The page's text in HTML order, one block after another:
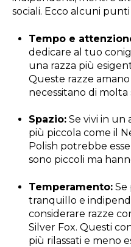
sociali. Ecco alcuni
Tempo e
dedicare al tuo
una razza più
Queste razze
necessitano di
Spazio: Se vivi in un
più piccola come il
Polish potrebbe
sono piccoli ma
Temperamento: Se
tranquillo e
considerare razze
Silver Fox. Questi
più rilassati e meno